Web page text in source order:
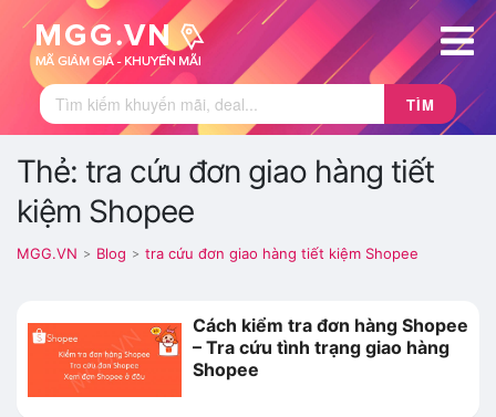
TÌM
Thẻ: tra cứu đơn giao hàng tiết
kiệm Shopee
MGG.VN > Blog > tra cứu đơn giao hàng tiết kiệm Shopee
Cách kiểm tra đơn hàng Shopee
– Tra cứu tình trạng giao hàng
Shopee